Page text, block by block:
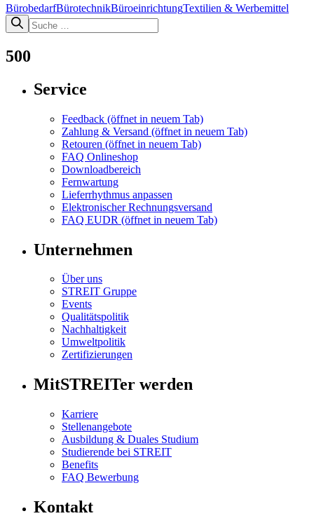
BürobedarfBürotechnik​BüroeinrichtungTextilien & Werbemittel
500
Service
Feedback (öffnet in neuem Tab)
Zahlung & Versand (öffnet in neuem Tab)
Retouren (öffnet in neuem Tab)
FAQ Onlineshop
Downloadbereich
Fernwartung
Lieferrhythmus anpassen
Elektronischer Rechnungsversand
FAQ EUDR (öffnet in neuem Tab)
Unternehmen
Über uns
STREIT Gruppe
Events
Qualitätspolitik
Nachhaltigkeit
Umweltpolitik
Zertifizierungen
MitSTREITer werden
Karriere
Stellenangebote
Ausbildung & Duales Studium
Studierende bei STREIT
Benefits
FAQ Bewerbung
Kontakt